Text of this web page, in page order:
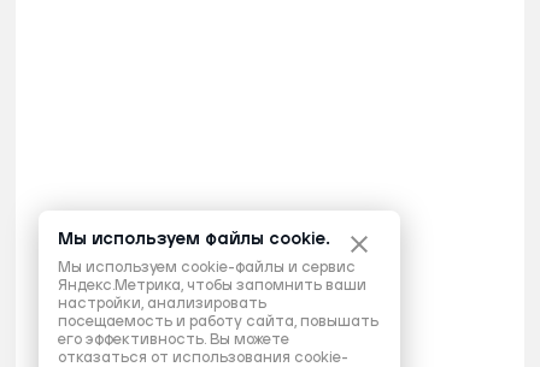
Мы используем файлы cookie.
Мы используем cookie-файлы и сервис
Яндекс.Метрика, чтобы запомнить ваши
настройки, анализировать
посещаемость и работу сайта, повышать
его эффективность. Вы можете
отказаться от использования cookie-